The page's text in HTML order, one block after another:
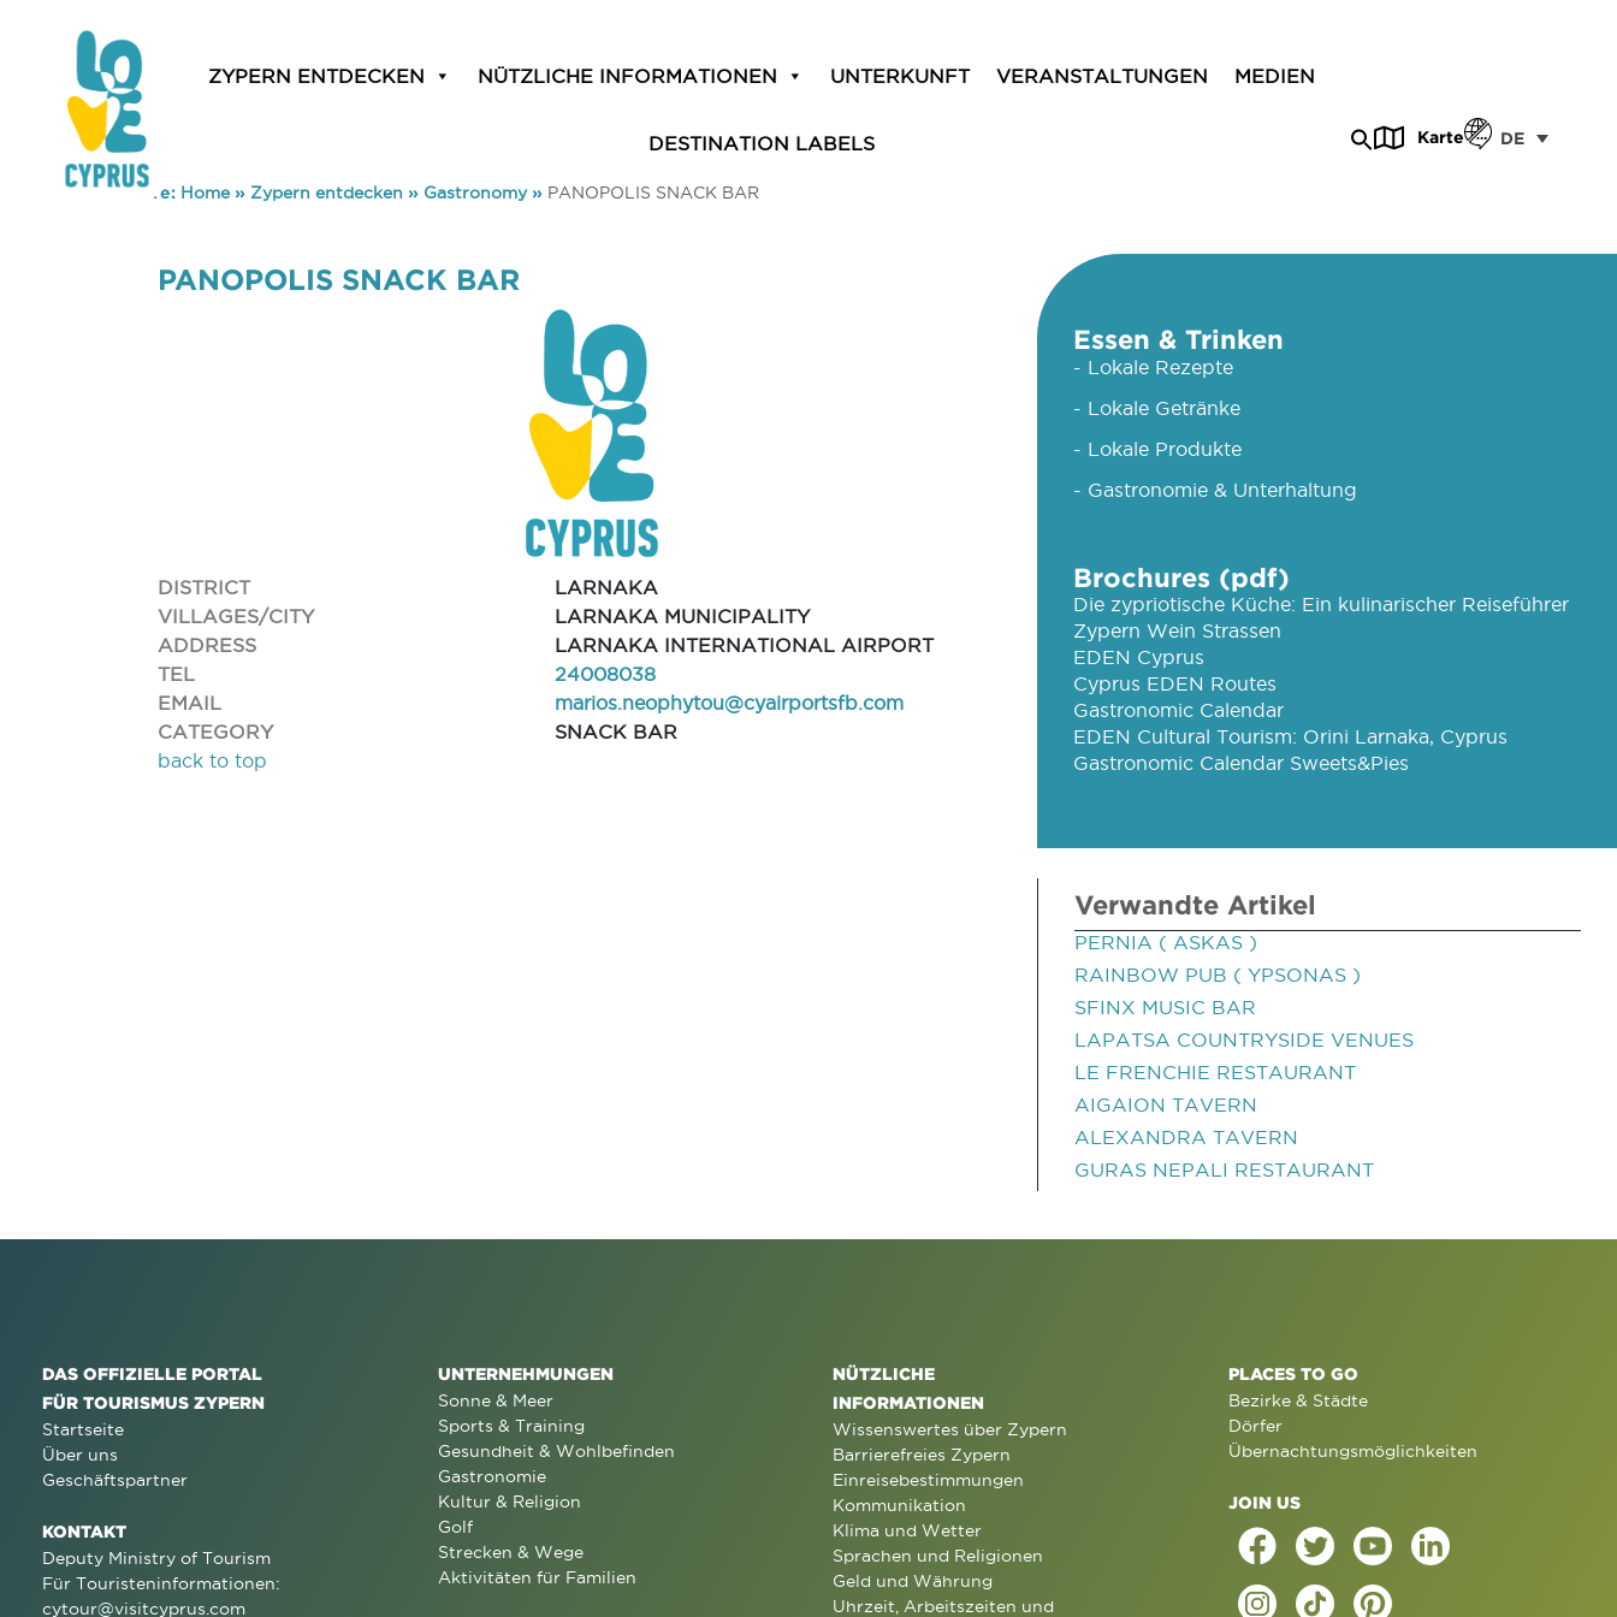
ZYPERN ENTDECKEN NÜTZLICHE INFORMATIONEN UNTERKUNFT VERANSTALTUNGEN MEDIEN
DESTINATION LABELS Karte DE
You are here: Home» Zypern entdecken » Gastronomy» PANOPOLIS SNACK BAR
PANOPOLIS SNACK BAR
DISTRICT
LARNAKA
VILLAGES/CITY
LARNAKA MUNICIPALITY
ADDRESS
LARNAKA INTERNATIONAL AIRPORT
TEL
24008038
EMAIL
marios.neophytou@cyairportsfb.com
CATEGORY
SNACK BAR
back to top
Essen & Trinken
- Lokale Rezepte
- Lokale Getränke
- Lokale Produkte
- Gastronomie & Unterhaltung
Brochures (pdf)
Die zypriotische Küche: Ein kulinarischer Reiseführer
Zypern Wein Strassen
EDEN Cyprus
Cyprus EDEN Routes
Gastronomic Calendar
EDEN Cultural Tourism: Orini Larnaka, Cyprus
Gastronomic Calendar Sweets&Pies
Verwandte Artikel
PERNIA ( ASKAS )
RAINBOW PUB ( YPSONAS )
SFINX MUSIC BAR
LAPATSA COUNTRYSIDE VENUES
LE FRENCHIE RESTAURANT
AIGAION TAVERN
ALEXANDRA TAVERN
GURAS NEPALI RESTAURANT
DAS OFFIZIELLE PORTAL
FÜR TOURISMUS ZYPERN
Startseite
Über uns
Geschäftspartner
KONTAKT
Deputy Ministry of Tourism
Für Touristeninformationen:
cytour@visitcyprus.com
UNTERNEHMUNGEN
Sonne & Meer
Sports & Training
Gesundheit & Wohlbefinden
Gastronomie
Kultur & Religion
Golf
Strecken & Wege
Aktivitäten für Familien
NÜTZLICHE
INFORMATIONEN
Wissenswertes über Zypern
Barrierefreies Zypern
Einreisebestimmungen
Kommunikation
Klima und Wetter
Sprachen und Religionen
Geld und Währung
Uhrzeit, Arbeitszeiten und
PLACES TO GO
Bezirke & Städte
Dörfer
Übernachtungsmöglichkeiten
JOIN US